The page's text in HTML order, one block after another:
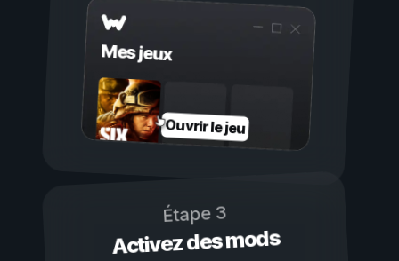
Mes jeux
Ouvrir le jeu
Étape 3
Activez des mods